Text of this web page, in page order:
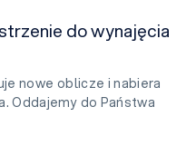
do wynajęcia
nowe oblicze i nabiera
Oddajemy do Państwa